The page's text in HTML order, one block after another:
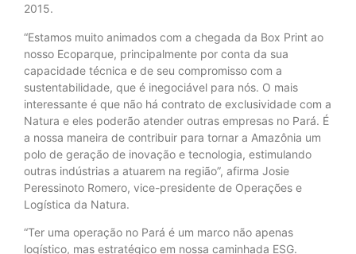
2015.
“Estamos muito animados com a chegada da Box Print ao
nosso Ecoparque, principalmente por conta da sua
capacidade técnica e de seu compromisso com a
sustentabilidade, que é inegociável para nós. O mais
interessante é que não há contrato de exclusividade com a
Natura e eles poderão atender outras empresas no Pará. É
a nossa maneira de contribuir para tornar a Amazônia um
polo de geração de inovação e tecnologia, estimulando
outras indústrias a atuarem na região”, afirma Josie
Peressinoto Romero, vice-presidente de Operações e
Logística da Natura.
“Ter uma operação no Pará é um marco não apenas
logístico, mas estratégico em nossa caminhada ESG.